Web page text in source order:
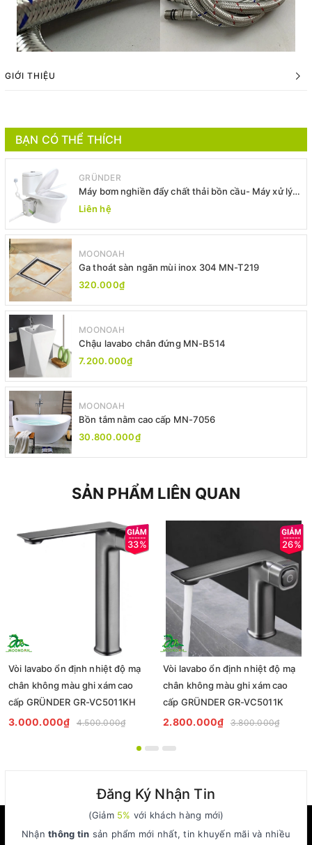
GIỚI THIỆU
BẠN CÓ THỂ THÍCH
GRÜNDER
Máy bơm nghiền đẩy chất thải bồn cầu- Máy xử lý
chất thải bồn cầu -Máy bơm xả thải
Liên hệ
MOONOAH
Ga thoát sàn ngăn mùi inox 304 MN-T219
320.000₫
MOONOAH
Chậu lavabo chân đứng MN-B514
7.200.000₫
MOONOAH
Bồn tắm nằm cao cấp MN-7056
30.800.000₫
SẢN PHẨM LIÊN QUAN
33%
Vòi lavabo ổn định nhiệt độ mạ
chân không màu ghi xám cao
cấp GRÜNDER GR-VC5011KH
3.000.000₫ 4.500.000₫
26%
Vòi lavabo ổn định nhiệt độ mạ
chân không màu ghi xám cao
cấp GRÜNDER GR-VC5011K
2.800.000₫ 3.800.000₫
Đăng Ký Nhận Tin
(Giảm 5% với khách hàng mới)
Nhậnthông tin sản phẩm mới nhất, tin khuyến mãi và nhiều